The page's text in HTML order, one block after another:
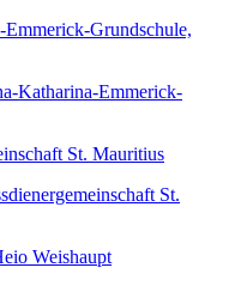
Katharina-Emmerick-
St.